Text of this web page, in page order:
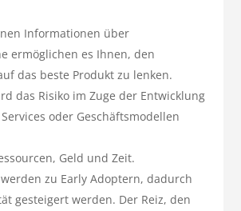
Informationen über
ermöglichen es Ihnen, den
das beste Produkt zu lenken.
das Risiko im Zuge der Entwicklung
oder Geschäftsmodellen
Geld und Zeit.
zu Early Adoptern, dadurch
gesteigert werden. Der Reiz, den